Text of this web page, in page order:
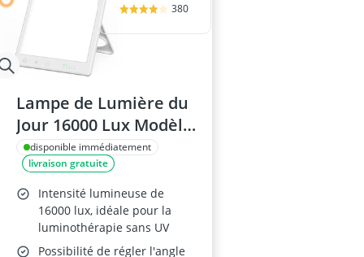
380
Lampe de Lumière du
Jour 16000 Lux Modèle
3 Couleurs
disponible immédiatement
livraison gratuite
Intensité lumineuse de
16000 lux, idéale pour la
luminothérapie sans UV
Possibilité de régler l'angle